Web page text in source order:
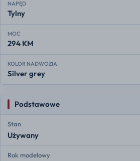
NAPĘD
Tylny
MOC
294 KM
KOLOR NADWOZIA
Silver grey
Podstawowe
Stan
Używany
Rok modelowy